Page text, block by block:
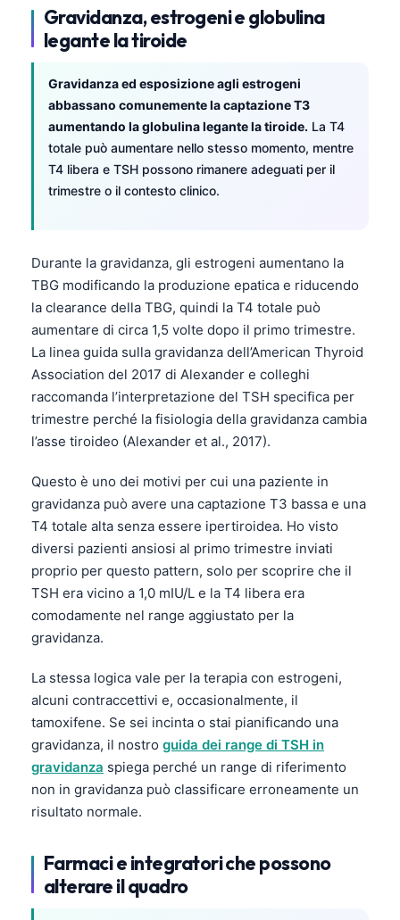
Gravidanza, estrogeni e globulina
legante la tiroide
Gravidanza ed esposizione agli estrogeni
abbassano comunemente la captazione T3
aumentando la globulina legante la tiroide. La T4
totale può aumentare nello stesso momento, mentre
T4 libera e TSH possono rimanere adeguati per il
trimestre o il contesto clinico.
Durante la gravidanza, gli estrogeni aumentano la
TBG modificando la produzione epatica e riducendo
la clearance della TBG, quindi la T4 totale può
aumentare di circa 1,5 volte dopo il primo trimestre.
La linea guida sulla gravidanza dell’American Thyroid
Association del 2017 di Alexander e colleghi
raccomanda l’interpretazione del TSH specifica per
trimestre perché la fisiologia della gravidanza cambia
l’asse tiroideo (Alexander et al., 2017).
Questo è uno dei motivi per cui una paziente in
gravidanza può avere una captazione T3 bassa e una
T4 totale alta senza essere ipertiroidea. Ho visto
diversi pazienti ansiosi al primo trimestre inviati
proprio per questo pattern, solo per scoprire che il
TSH era vicino a 1,0 mIU/L e la T4 libera era
comodamente nel range aggiustato per la
gravidanza.
La stessa logica vale per la terapia con estrogeni,
alcuni contraccettivi e, occasionalmente, il
tamoxifene. Se sei incinta o stai pianificando una
gravidanza, il nostro guida dei range di TSH in
gravidanza spiega perché un range di riferimento
non in gravidanza può classificare erroneamente un
risultato normale.
Farmaci e integratori che possono
alterare il quadro
বাংলা
తెలుగు
தமிழ்
ગુજરાતી
ಕನ್ನಡ
മലയാളം
Tiếng Việt
Tagalog
ไทย
ဗမာစာ
ភាសាខ្មែរ
Kiswahili
አማርኛ
Українська
O‘zbekcha
Català
Қазақ тілі
Suomi
Hrvatski
پښتو
سنڌي
සිංහල
অসমীয়া
Latviešu valoda